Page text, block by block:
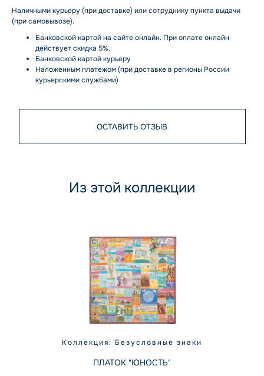
Наличными курьеру (при доставке) или сотруднику пункта выдачи
(при самовывозе).
Банковской картой на сайте онлайн. При оплате онлайн
действует скидка 5%.
Банковской картой курьеру
Наложенным платежом (при доставке в регионы России
курьерскими службами)
ОСТАВИТЬ ОТЗЫВ
Из этой коллекции
Коллекция: Безусловные знаки
ПЛАТОК "ЮНОСТЬ"